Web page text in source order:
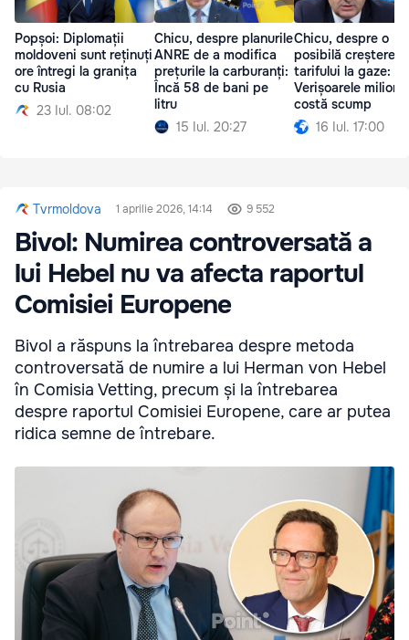
Popșoi: Diplomații
moldoveni sunt reținuți
ore întregi la granița
cu Rusia
23 Iul. 08:02
Chicu, despre planurile
ANRE de a modifica
prețurile la carburanți:
Încă 58 de bani pe
litru
15 Iul. 20:27
Chicu, despre o
posibilă creștere a
tarifului la gaze:
Verișoarele
costă scump
16 Iul. 17:00
Tvrmoldova 1 aprilie 2026, 14:14 9 552
Bivol: Numirea controversată a
lui Hebel nu va afecta raportul
Comisiei Europene
Bivol a răspuns la întrebarea despre metoda
controversată de numire a lui Herman von Hebel
în Comisia Vetting, precum și la întrebarea
despre raportul Comisiei Europene, care ar putea
ridica semne de întrebare.